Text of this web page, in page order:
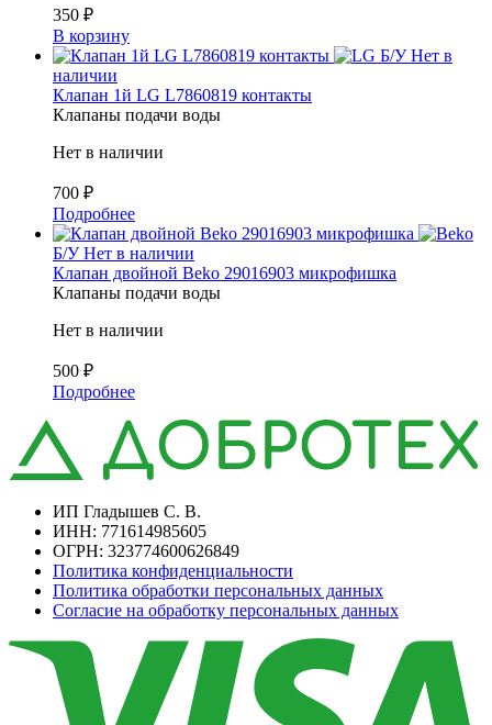
350 ₽
В корзину
Б/У Нет в
наличии
Клапан 1й LG L7860819 контакты
Клапаны подачи воды
Нет в наличии
700 ₽
Подробнее
Б/У Нет в наличии
Клапан двойной Beko 29016903 микрофишка
Клапаны подачи воды
Нет в наличии
500 ₽
Подробнее
ИП Гладышев С. В.
ИНН: 771614985605
ОГРН: 323774600626849
Политика конфиденциальности
Политика обработки персональных данных
Согласие на обработку персональных данных